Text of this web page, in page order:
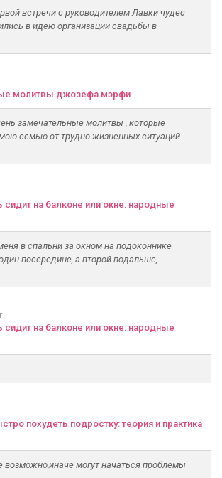
встречи с руководителем Лавки чудес
в идею организации свадьбы в
молитвы джозефа мэрфи
замечательные молитвы , которые
семью от трудно жизненных ситуаций .
сидит на балконе или окне: народные
в спальни за окном на подоконнике
посередине, а второй подальше,
сидит на балконе или окне: народные
похудеть подростку: теория и практика
возможно,иначе могут начаться проблемы